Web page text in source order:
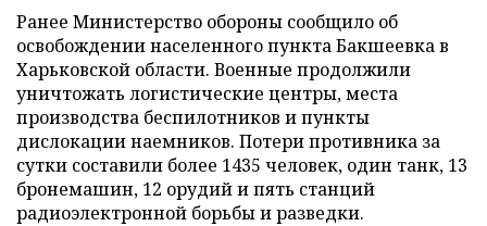
Ранее Министерство обороны сообщило об
освобождении населенного пункта Бакшеевка в
Харьковской области. Военные продолжили
уничтожать логистические центры, места
производства беспилотников и пункты
дислокации наемников. Потери противника за
сутки составили более 1435 человек, один танк, 13
бронемашин, 12 орудий и пять станций
радиоэлектронной борьбы и разведки.